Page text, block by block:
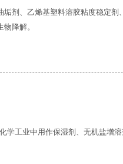
剂、乙烯基塑料溶胶粘度稳定剂
降解。
学工业中用作保湿剂、无机盐增